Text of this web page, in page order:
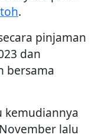
.
pinjaman
dan
bersama
kemudiannya
lalu